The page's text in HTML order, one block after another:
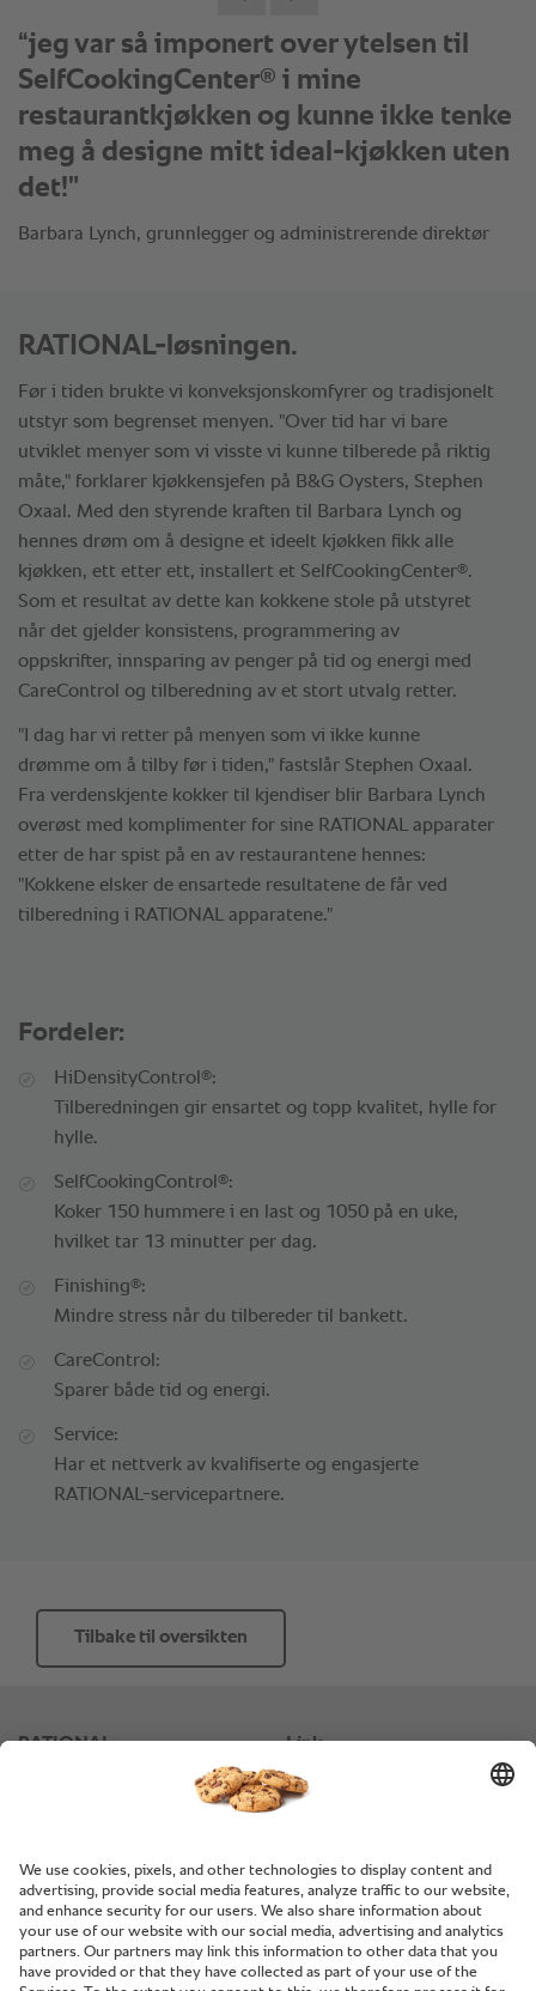
"Ingen retter forlater vårt kjøkken uten
å ha vært i kontakt med et av våre
SelfCookingCenter®apparater.”
Jefferson Macklin, direktør og medeier
RATIONAL-løsningen.
Før i tiden brukte vi konveksjonskomfyrer og tradisjonelt
utstyr som begrenset menyen. "Over tid har vi bare
utviklet menyer som vi visste vi kunne tilberede på riktig
måte," forklarer kjøkkensjefen på B&G Oysters, Stephen
Oxaal. Med den styrende kraften til Barbara Lynch og
hennes drøm om å designe et ideelt kjøkken fikk alle
kjøkken, ett etter ett, installert et SelfCookingCenter®.
Som et resultat av dette kan kokkene stole på utstyret
når det gjelder konsistens, programmering av
oppskrifter, innsparing av penger på tid og energi med
CareControl og tilberedning av et stort utvalg retter.
"I dag har vi retter på menyen som vi ikke kunne
drømme om å tilby før i tiden," fastslår Stephen Oxaal.
Fra verdenskjente kokker til kjendiser blir Barbara Lynch
overøst med komplimenter for sine RATIONAL apparater
etter de har spist på en av restaurantene hennes:
"Kokkene elsker de ensartede resultatene de får ved
tilberedning i RATIONAL apparatene."
Fordeler:
HiDensityControl ®:
Tilberedningen gir ensartet og topp kvalitet, hylle for
hylle.
SelfCookingControl ®:
Koker 150 hummere i en last og 1050 på en uke,
hvilket tar 13 minutter per dag.
Finishing®:
Mindre stress når du tilbereder til bankett.
CareControl:
Sparer både tid og energi.
Service:
Har et nettverk av kvalifiserte og engasjerte
RATIONAL-servicepartnere.
Tilbake til oversikten